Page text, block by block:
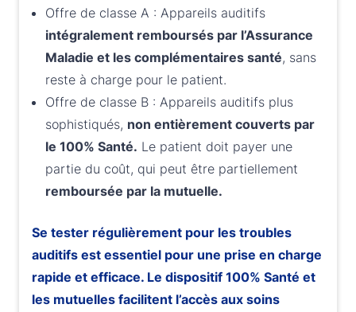
Offre de classe A : Appareils auditifs
intégralement remboursés par l’Assurance
Maladie et les complémentaires santé, sans
reste à charge pour le patient.
Offre de classe B : Appareils auditifs plus
sophistiqués, non entièrement couverts par
le 100% Santé. Le patient doit payer une
partie du coût, qui peut être partiellement
remboursée par la mutuelle.
Se tester régulièrement pour les troubles
auditifs est essentiel pour une prise en charge
rapide et efficace. Le dispositif 100% Santé et
les mutuelles facilitent l’accès aux soins